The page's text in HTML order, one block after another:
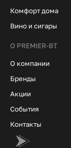
Комфорт дома
Вино и сигары
О PREMIER-BT
О компании
Бренды
Акции
События
Контакты